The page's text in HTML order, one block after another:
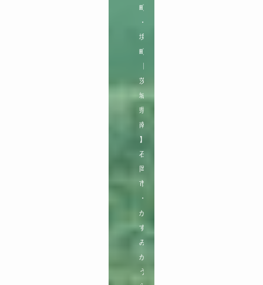
町
・
境
町
茨
城
県
南
】
石
岡
市
・
か
す
み
が
う